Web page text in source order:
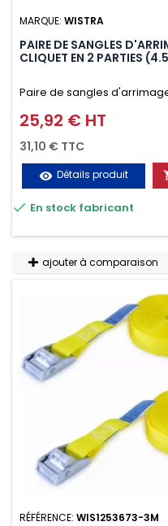
MARQUE: WISTRA
PAIRE DE SANGLES
CLIQUET EN 2 PARTIES
Paire de sangles
crochet en 2 parties (4.5M
d'utilisation. Permet
vos chargements pendant
très résistante aux UV et
n'absorbe pas l'eau.
Prix
25,92 € HT
31,10 € TTC
visibility Détails produit
 En stock fabricant
ajouter à comparaison
RÉFÉRENCE: WIS1253673-3M